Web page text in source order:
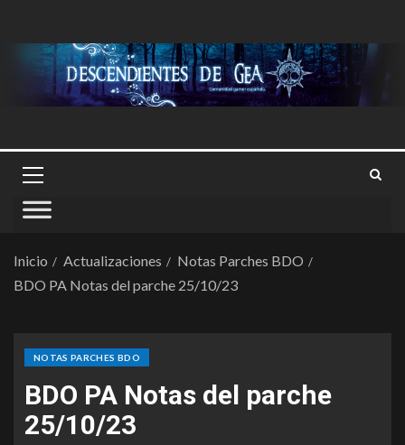
Inicio Actualizaciones
Notas Parches BDO
BDO PA Notas del parche 25/10/23
NOTAS PARCHES BDO
BDO PA Notas del parche
25/10/23